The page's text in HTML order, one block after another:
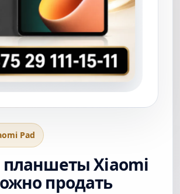
Pad
планшеты Xiaomi
продать